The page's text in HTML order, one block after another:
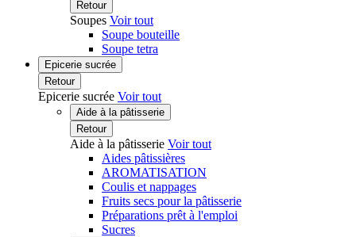
Retour
Soupes Voir tout
Soupe bouteille
Soupe tetra
Epicerie sucrée
Retour
Epicerie sucrée Voir tout
Aide à la pâtisserie
Retour
Aide à la pâtisserie Voir tout
Aides pâtissières
AROMATISATION
Coulis et nappages
Fruits secs pour la pâtisserie
Préparations prêt à l'emploi
Sucres